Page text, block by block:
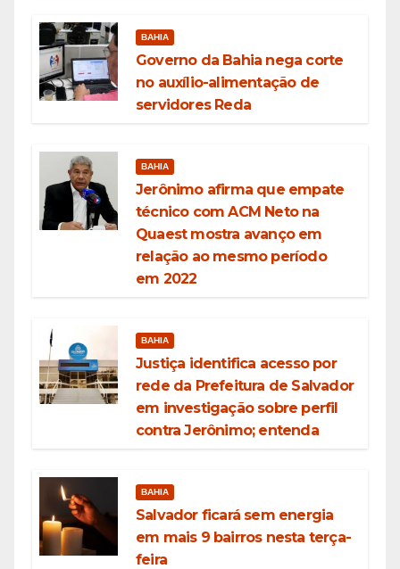
BAHIA
Governo da Bahia nega corte
no auxílio-alimentação de
servidores Reda
BAHIA
Jerônimo afirma que empate
técnico com ACM Neto na
Quaest mostra avanço em
relação ao mesmo período
em 2022
BAHIA
Justiça identifica acesso por
rede da Prefeitura de Salvador
em investigação sobre perfil
contra Jerônimo; entenda
BAHIA
Salvador ficará sem energia
em mais 9 bairros nesta terça-
feira